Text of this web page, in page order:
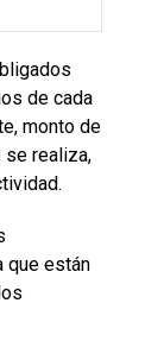
de cada
monto de
se realiza,
que están